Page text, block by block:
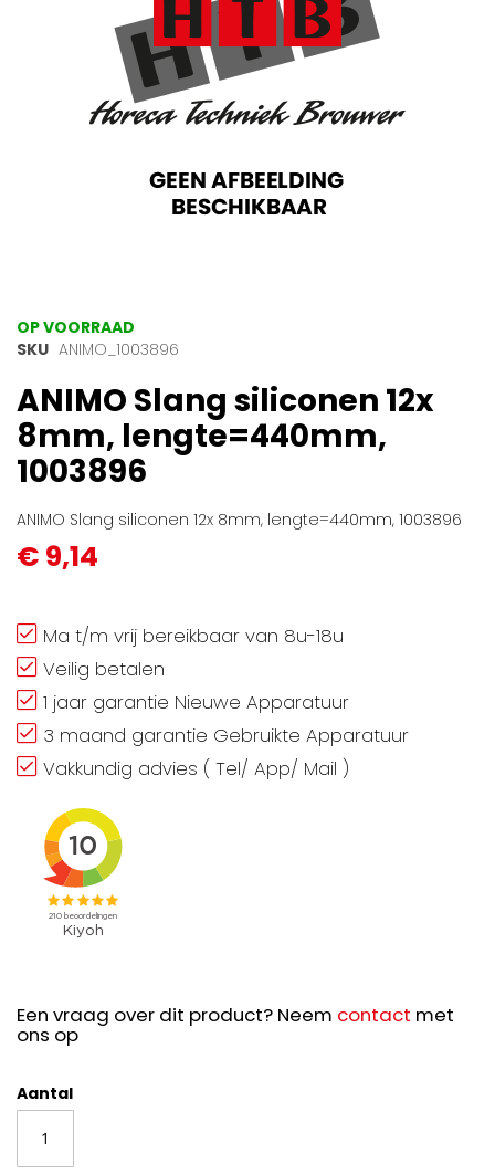
Ga
naar
begin
van
de
afbeeldingen-
gallerij
OP VOORRAAD
SKU ANIMO_1003896
ANIMO Slang siliconen 12x
8mm, lengte=440mm,
1003896
ANIMO Slang siliconen 12x 8mm, lengte=440mm, 1003896
€ 9,14
Ma t/m vrij bereikbaar van 8u-18u
Veilig betalen
1 jaar garantie Nieuwe Apparatuur
3 maand garantie Gebruikte Apparatuur
Vakkundig advies ( Tel/ App/ Mail )
Een vraag over dit product? Neem contact met
ons op
Aantal